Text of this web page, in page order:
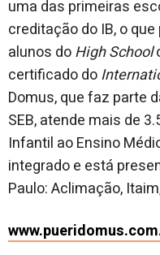
uma das primeiras
creditação do IB, o
alunos doHigh School
certificado do
Domus, que faz parte
SEB, atende mais de
Infantil ao Ensino
integrado e está
Paulo: Aclimação,